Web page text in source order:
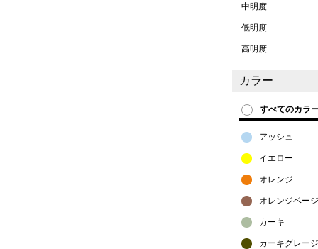
中明度
低明度
高明度
カラー
すべてのカラ
アッシュ
イエロー
オレンジ
オレンジベー
カーキ
カーキグレー